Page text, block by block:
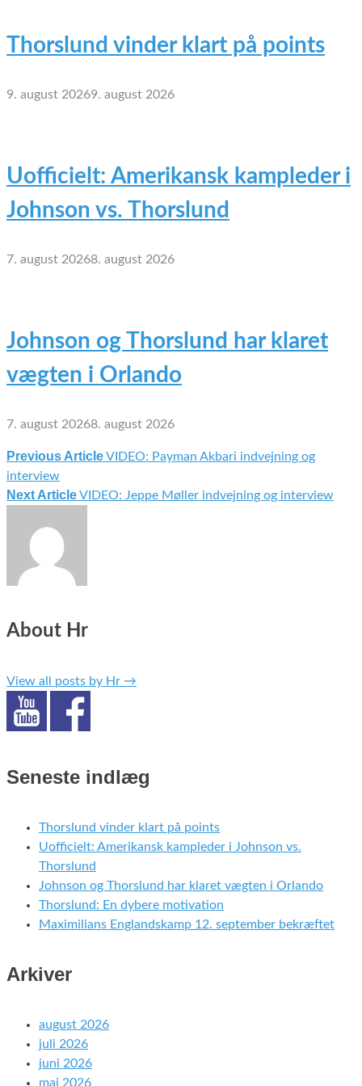
Thorslund vinder klart på points
9. august 20269. august 2026
Uofficielt: Amerikansk kampleder i
Johnson vs. Thorslund
7. august 20268. august 2026
Johnson og Thorslund har klaret
vægten i Orlando
7. august 20268. august 2026
Indlægsnavigation
Previous ArticleVIDEO: Payman Akbari indvejning og
interview
Next ArticleVIDEO: Jeppe Møller indvejning og interview
About Hr
View all posts by Hr →
Seneste indlæg
Thorslund vinder klart på points
Uofficielt: Amerikansk kampleder i Johnson vs.
Thorslund
Johnson og Thorslund har klaret vægten i Orlando
Thorslund: En dybere motivation
Maximilians Englandskamp 12. september bekræftet
Arkiver
august 2026
juli 2026
juni 2026
maj 2026